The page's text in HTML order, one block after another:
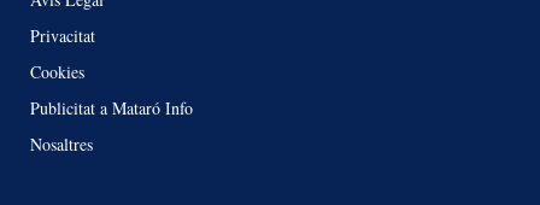
Privacitat
Cookies
Publicitat a Mataró Info
Nosaltres